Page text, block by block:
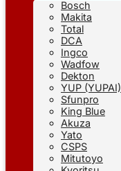
Bosch
Makita
Total
DCA
Ingco
Wadfow
Dekton
YUP (YUPAI)
Sfunpro
King Blue
Akuza
Yato
CSPS
Mitutoyo